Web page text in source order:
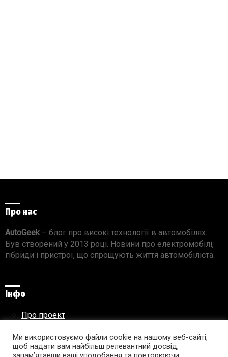
Про нас
AutoGeek– блог про високі технології в автомобілях.
Був створений у 2013 році. Новини про електромобілі,
гібриди і пристрої, що спрощують життя автомобіліста.
Інфо
Про проект
Правила використання матеріалів
Ми використовуємо файли cookie на нашому веб-сайті,
щоб надати вам найбільш релевантний досвід,